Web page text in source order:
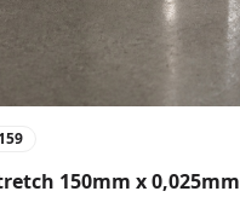
150mm x 0,025mm